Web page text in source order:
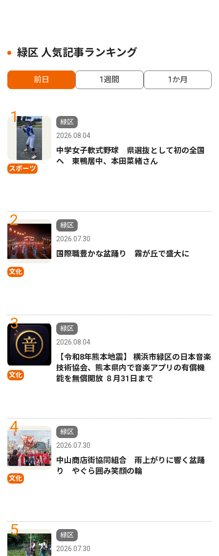
緑区 人気記事ランキング
前日 1週間 1か月
1
スポーツ
緑区
2026.08.04
中学女子軟式野球 県選抜として初の全国
へ 東鴨居中、本田菜緒さん
2
文化
緑区
2026.07.30
国際職豊かな盆踊り 霧が丘で盛大に
3
文化
緑区
2026.08.04
【令和8年熊本地震】 横浜市緑区の日本音楽
技術協会、熊本県内で音楽アプリの有償機
能を無償開放 ８月31日まで
4
文化
緑区
2026.07.30
中山商店街協同組合 雨上がりに響く盆踊
り やぐら囲み笑顔の輪
5
緑区
2026.07.30